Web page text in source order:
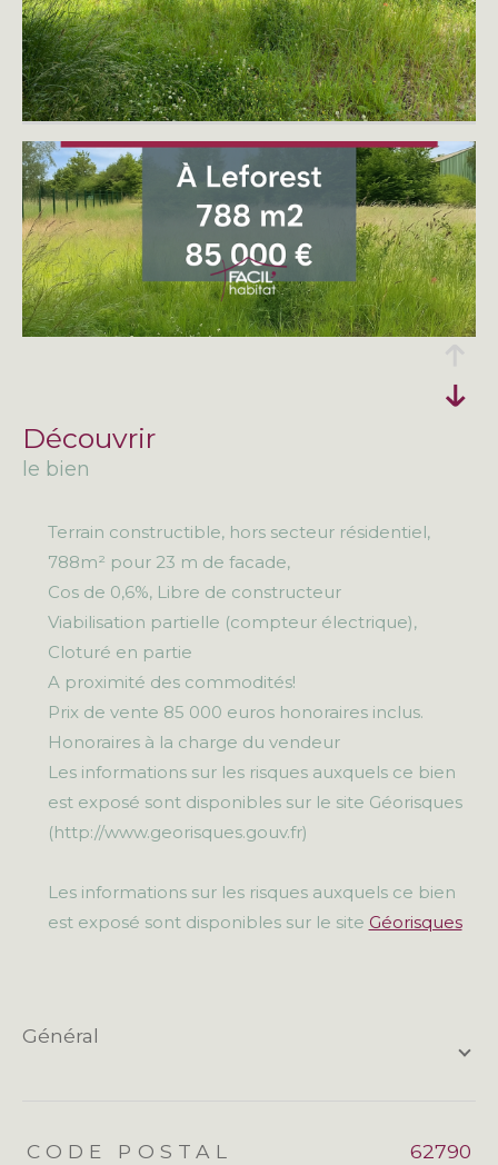
découvrir
le bien
Terrain constructible, hors secteur résidentiel,
788m² pour 23 m de facade,
Cos de 0,6%, Libre de constructeur
Viabilisation partielle (compteur électrique),
Cloturé en partie
A proximité des commodités!
Prix de vente 85 000 euros honoraires inclus.
Honoraires à la charge du vendeur
Les informations sur les risques auxquels ce bien
est exposé sont disponibles sur le site Géorisques
(http://www.georisques.gouv.fr)
Les informations sur les risques auxquels ce bien
est exposé sont disponibles sur le site Géorisques
général
TRAD_ZEPHYR_Caracteristique TRAD_ZEPHYR_Valeurs
CODE POSTAL 62790